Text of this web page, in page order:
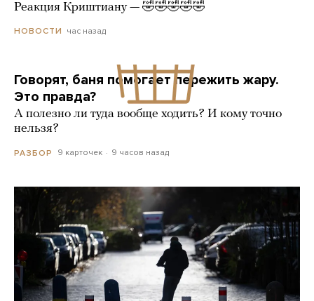
Реакция Криштиану — 🤣🤣🤣🤣🤣
НОВОСТИ час назад
Говорят, баня помогает пережить жару.
Это правда?
А полезно ли туда вообще ходить? И кому точно
нельзя?
РАЗБОР 9 карточек 9 часов назад